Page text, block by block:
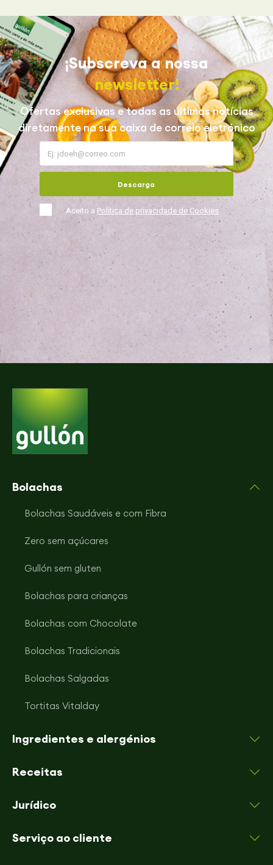
¡Subscreva a nossa
newsletter!
Ofertas exclusivas e todas as últimas notícias
diretamente na sua caixa de correio eletrónico
Aceito a Política de privacidade de Cookies
Descarga
Bolachas
Bolachas Saudáveis e com Fibra
Zero sem açúcares
Gullón sem gluten
Bolachas para crianças
Bolachas com Chocolate
Bolachas Tradicionais
Bolachas Salgadas
Tortitas Vitalday
Ingredientes e alergénios
Receitas
Jurídico
Serviço ao cliente